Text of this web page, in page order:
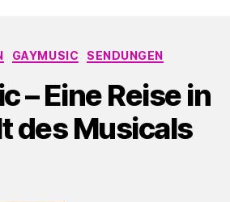
Kategorien
GAYMUSIC SENDUNGEN
– Eine Reise in
des Musicals